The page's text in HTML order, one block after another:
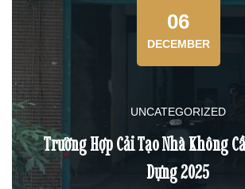
06
DECEMBER
UNCATEGORIZED
Trường Hợp Cải Tạo Nhà Không
Dựng 2025